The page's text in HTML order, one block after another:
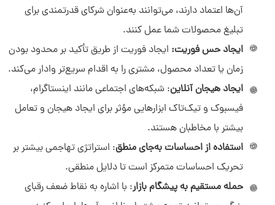
آن‌ها اعتماد دارند، می‌توانند به‌عنوان شرکای قدرتمندی برای
تبلیغ محصولات شما عمل کنند.
ایجاد حس فوریت: ایجاد فوریت از طریق تأکید بر محدود بودن
زمان یا تعداد محصول، مشتری را به اقدام سریع‌تر وادار می‌کند.
ایجاد هیجان آنلاین: شبکه‌های اجتماعی مانند اینستاگرام،
فیسبوک و تیک‌تاک ابزارهایی مؤثر برای ایجاد هیجان و تعامل
بیشتر با مخاطبان هستند.
استفاده از احساسات به‌جای منطق: استراتژی تهاجمی بیشتر بر
تحریک احساسات متمرکز است تا دلایل منطقی.
حمله مستقیم به پیشگام بازار: با اشاره به نقاط ضعف رقبای